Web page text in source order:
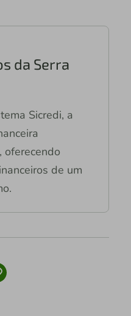
da Serra
Sicredi, a
oferecendo
de um